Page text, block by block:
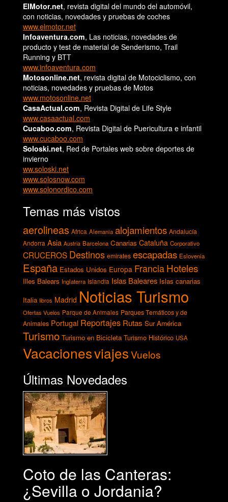
ElMotor.net, revista digital del mundo del automóvil,
con noticias, novedades y pruebas de coches
www.elmotor.net
Infoaventura.com, Las noticias, novedades de
producto y test de material de Senderismo, Trail
Running y BTT
www.infoaventura.com
Motosonline.net, revista digital de Motociclismo, con
noticias, novedades y pruebas de Motos
www.motosonline.net
CasaActual.com, Revista Digital de Life Style
www.casaactual.com
Cucaboo.com, Revista Digital de Puericultura e infantil
www.cucaboo.com
Soloski.net, Red de Portales web sobre deportes de
invierno
ww.soloski.net
www.solosnow.com
www.solonordico.com
Temas más vistos
aerolineas Africa Alemania alojamientos Andalucía
Andorra Asia Austria Barcelona Canarias Cataluña Corporativo
CRUCEROS Destinos emirates escapadas Eslovenia
España Estados Unidos Europa Francia Hoteles
Illes Balears Inglaterra Islandia Islas Baleares Islas canarias
Italia libros Madrid Noticias Turismo
Ofertas Vuelos Parque de Animales Parques Temáticos y de
Animales Portugal Reportajes Rutas Sur América
Turismo Turismo en Bicicleta Turismo Histórico USA
VacacionesviajesVuelos
Últimas Novedades
Coto de las Canteras:
¿Sevilla o Jordania?